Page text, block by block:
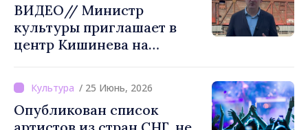
ВИДЕО// Министр
культуры приглашает в
центр Кишинева на
/ 25 Июнь, 2026
Опубликован список